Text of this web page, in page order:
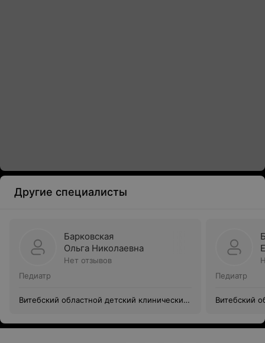
Другие специалисты
Барковская
Ольга Николаевна
Нет отзывов
Педиатр
Витебский областной детский клинический
Педиатр
Витебский